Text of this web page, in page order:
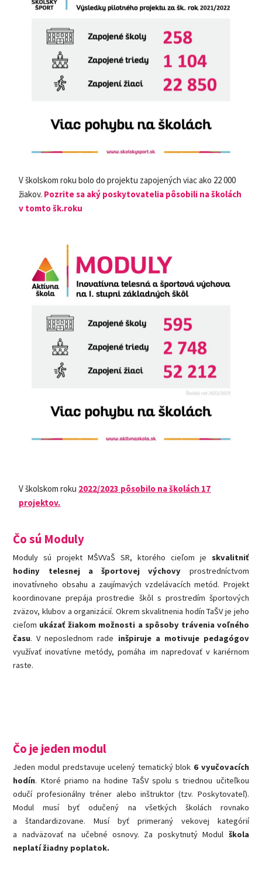
V školskom roku bolo do projektu zapojených viac ako 22 000
žiakov. Pozrite sa aký poskytovatelia pôsobili na školách
v tomto šk.roku
V školskom roku 2022/2023 pôsobilo na školách 17
projektov.
Čo sú Moduly
Moduly sú projekt MŠVVaŠ SR, ktorého cieľom je skvalitniť
hodiny telesnej a športovej výchovy prostredníctvom
inovatívneho obsahu a zaujímavých vzdelávacích metód. Projekt
koordinovane prepája prostredie škôl s prostredím športových
zväzov, klubov a organizácií. Okrem skvalitnenia hodín TaŠV je jeho
cieľom ukázať žiakom možnosti a spôsoby trávenia voľného
času. V neposlednom rade inšpiruje a motivuje pedagógov
využívať inovatívne metódy, pomáha im napredovať v kariérnom
raste.
Čo je jeden modul
Jeden modul predstavuje ucelený tematický blok 6 vyučovacích
hodín. Ktoré priamo na hodine TaŠV spolu s triednou učiteľkou
odučí profesionálny tréner alebo inštruktor (tzv. Poskytovateľ).
Modul musí byť odučený na všetkých školách rovnako
a štandardizovane. Musí byť primeraný vekovej kategórií
a nadväzovať na učebné osnovy. Za poskytnutý Modul škola
neplatí žiadny poplatok.